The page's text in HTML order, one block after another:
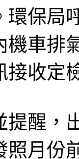
環保局
機車排
接收定
提醒，
照月份